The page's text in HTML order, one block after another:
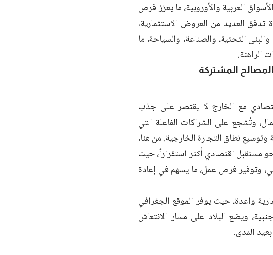
العربية والأوروبية، ما يعزز فرص
تدفق العديد من العروض الاستثمارية،
التحتية، والصناعة، والسياحة، ما
الراهنة.
المشتركة
مع الخارج لا يقتصر على جذب
وتُشجع على الشراكات الفاعلة التي
وتوسيع نطاق التجارة الخارجية. من هنا،
مستقبل اقتصادي أكثر استقراراً، حيث
وتوفير فرص عمل، ما يسهم في إعادة
واعدة، حيث يوفر الموقع الجغرافي
ويضع البلاد على مسار الانتعاش
المدى.